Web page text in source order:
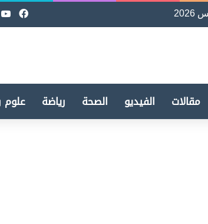
مقالات الفيديو الصحة رياضة علوم